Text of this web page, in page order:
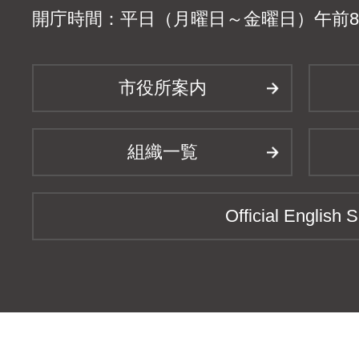
開庁時間：平日（月曜日～金曜日）午前
市役所案内
組織一覧
Official English